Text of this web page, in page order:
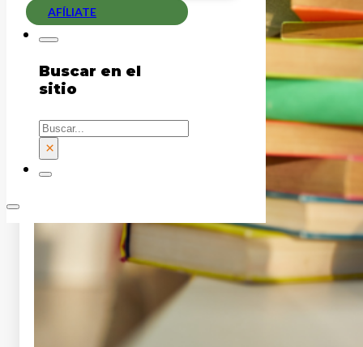
AFÍLIATE
Buscar en el
sitio
Buscar
×